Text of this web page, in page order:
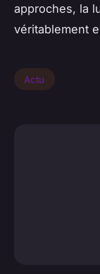
approches, la
véritablement
Actu